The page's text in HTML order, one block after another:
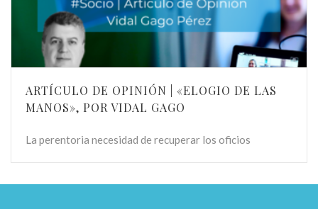
ARTÍCULO DE OPINIÓN | «ELOGIO DE LAS
MANOS», POR VIDAL GAGO
La perentoria necesidad de recuperar los oficios